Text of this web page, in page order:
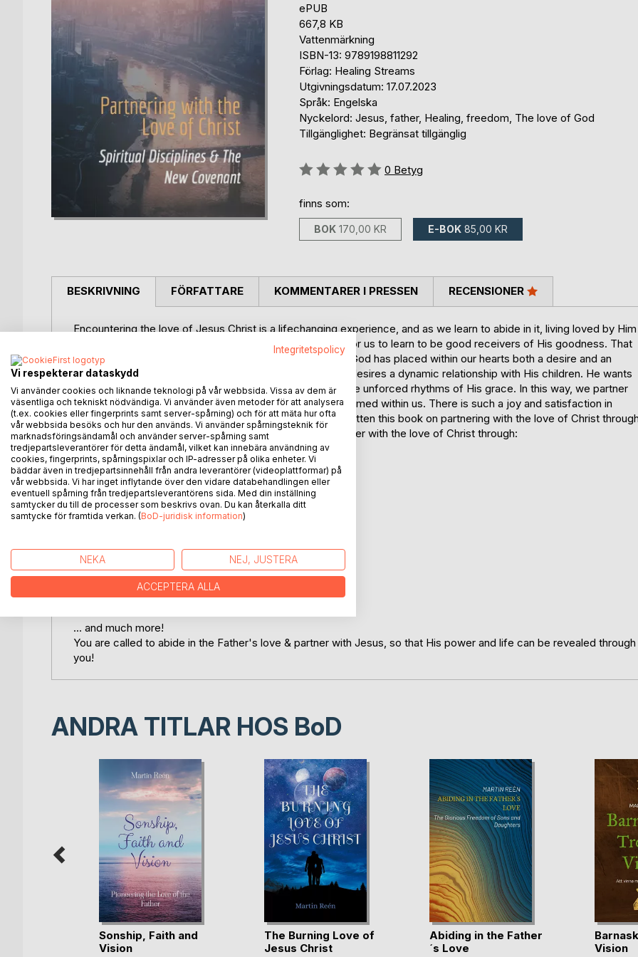
ePUB
667,8 KB
Vattenmärkning
ISBN-13: 9789198811292
Förlag: Healing Streams
Utgivningsdatum: 17.07.2023
Språk: Engelska
Nyckelord: Jesus, father, Healing, freedom, The love of God
Tillgänglighet: Begränsat tillgänglig
Betyg::
0 Betyg
finns som:
BOK 170,00 KR E-BOK 85,00 KR
BESKRIVNING
Encountering the love of Jesus Christ is a lifechanging experience, and as we learn to abide in it, living loved by Him
will become our life. The Father´s plan has always been for us to learn to be good receivers of His goodness. That
does not mean that we should remain passive, however. God has placed within our hearts both a desire and an
ability to respond to His love. This is because our Father desires a dynamic relationship with His children. He wants
us to be both receivers, as well as quick responders to the unforced rhythms of His grace. In this way, we partner
with Jesus Christ, so that His life and character can be formed within us. There is such a joy and satisfaction in
being able to partner with His love, which is why I have written this book on partnering with the love of Christ
spiritual disciplines. In this book you will learn how to partner with the love of Christ through:
- Encountering Jesus in the Scriptures
- A Lifestyle of Worship
- Soaking
- Fasting
- Our Ministry of Intercession as Kings & Priests
- Dreaming with God
- Discerning the Wisdom of Jesus Christ
- Flowing in the Gifts of the Spirit
- A Generous Lifestyle
... and much more!
You are called to abide in the Father's love & partner with Jesus, so that His power and life can be revealed through
you!
FÖRFATTARE KOMMENTARER I PRESSEN RECENSIONER
ANDRA TITLAR HOS BoD
Sonship, Faith and
Vision
The Burning Love of
Jesus Christ
Abiding in the Father
´s Love
Vision
Integritetspolicy
Vi respekterar dataskydd
Vi använder cookies och liknande teknologi på vår webbsida. Vissa av dem är
väsentliga och tekniskt nödvändiga. Vi använder även metoder för att analysera
(t.ex. cookies eller fingerprints samt server-spårning) och för att mäta hur ofta
vår webbsida besöks och hur den används. Vi använder spårningsteknik för
marknadsföringsändamål och använder server-spårning samt
tredjepartsleverantörer för detta ändamål, vilket kan innebära användning av
cookies, fingerprints, spårningspixlar och IP-adresser på olika enheter. Vi
bäddar även in tredjepartsinnehåll från andra leverantörer (videoplattformar) på
vår webbsida. Vi har inget inflytande över den vidare databehandlingen eller
eventuell spårning från tredjepartsleverantörens sida. Med din inställning
samtycker du till de processer som beskrivs ovan. Du kan återkalla ditt
samtycke för framtida verkan. (BoD-juridisk information)
NEKA NEJ, JUSTERA
ACCEPTERA ALLA